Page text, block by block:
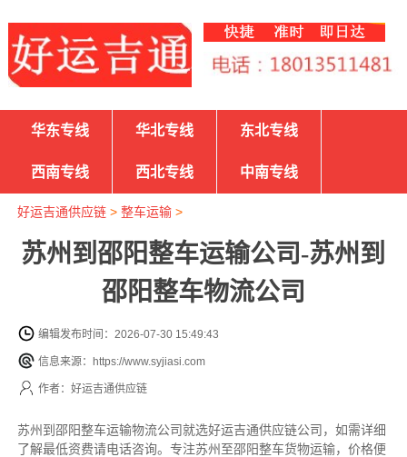
华东专线 华北专线 东北专线
西南专线 西北专线 中南专线
好运吉通供应链> 整车运输>
苏州到邵阳整车运输公司-苏州到
邵阳整车物流公司
编辑发布时间：2026-07-30 15:49:43
信息来源：https://www.syjiasi.com
作者：好运吉通供应链
苏州到邵阳整车运输物流公司就选好运吉通供应链公司， 如需详细
了解最低资费请电话咨询。 专注苏州至邵阳整车货物运输，价格便